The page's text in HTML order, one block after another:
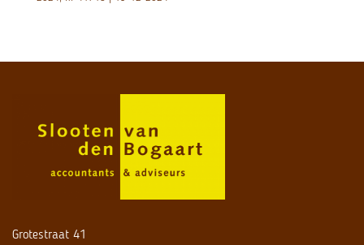
Grotestraat 41